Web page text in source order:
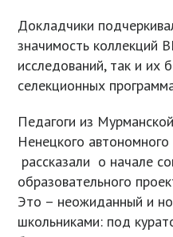
Докладчики
значимость коллекций
исследований, так и их
селекционных
Педагоги из
Ненецкого автономного
рассказали о начале
образовательного
Это – неожиданный и
школьниками: под